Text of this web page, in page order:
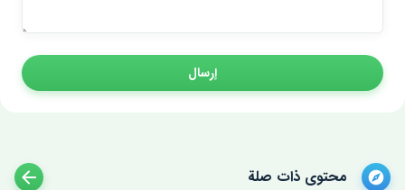
إرسال
محتوى ذات صلة